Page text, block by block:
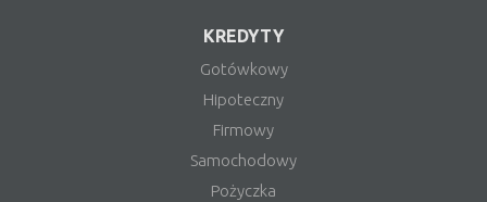
KREDYTY
Gotówkowy
Hipoteczny
Firmowy
Samochodowy
Pożyczka